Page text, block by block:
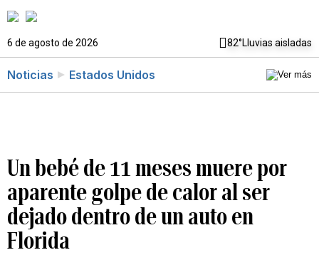
6 de agosto de 2026 82°Lluvias aisladas
Noticias Estados Unidos
Un bebé de 11 meses muere por
aparente golpe de calor al ser
dejado dentro de un auto en
Florida